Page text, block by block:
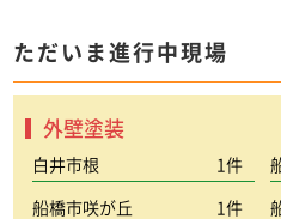
ただいま進行中現場
外壁塗装
白井市根 1件
船橋市咲が丘 1件